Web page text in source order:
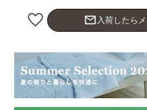
mail_outline 入荷したら